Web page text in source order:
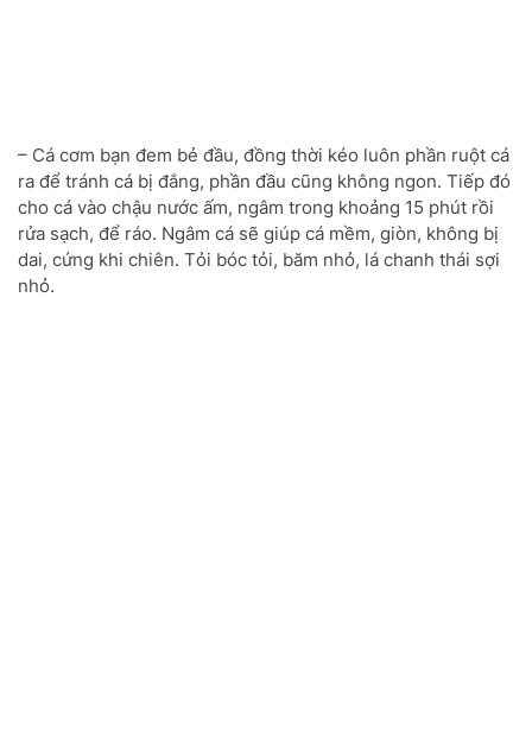
– Cá cơm bạn đem bẻ đầu, đồng thời kéo luôn phần ruột cá
ra để tránh cá bị đắng, phần đầu cũng không ngon. Tiếp đó
cho cá vào chậu nước ấm, ngâm trong khoảng 15 phút rồi
rửa sạch, để ráo. Ngâm cá sẽ giúp cá mềm, giòn, không bị
dai, cứng khi chiên. Tỏi bóc tỏi, băm nhỏ, lá chanh thái sợi
nhỏ.